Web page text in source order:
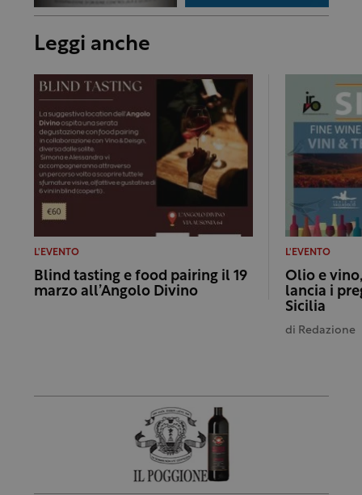
Leggi anche
L'EVENTO
Blind tasting e food pairing il 19
marzo all’Angolo Divino
L'EVENTO
Olio e
lancia i
Sicilia
di Redazione